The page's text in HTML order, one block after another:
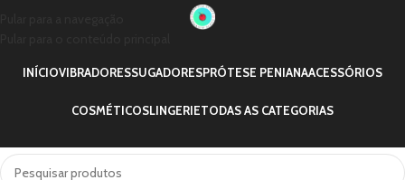
INÍCIOVIBRADORESSUGADORESPRÓTESE PENIANAACESSÓRIOS
COSMÉTICOSLINGERIETODAS AS CATEGORIAS